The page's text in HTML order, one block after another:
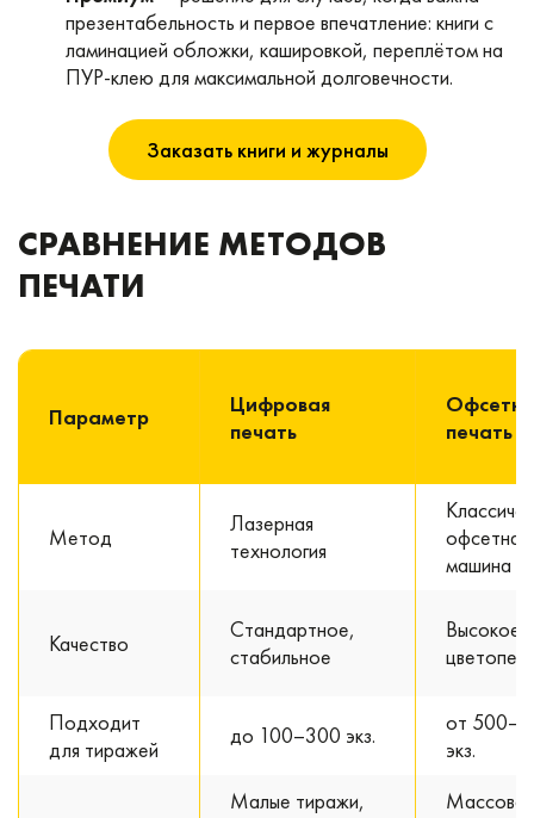
презентабельность и первое впечатление: книги с
ламинацией обложки, кашировкой, переплётом на
ПУР-клею для максимальной долговечности.
Заказать книги и журналы
СРАВНЕНИЕ МЕТОДОВ
ПЕЧАТИ
Параметр
Цифровая
печать
печать
Метод
Лазерная
технология
офсетная
машина
Качество
Стандартное,
стабильное
Высокое,
Подходит
для тиражей
до 100–300 экз.
от
экз.
Малые тиражи,
Массовая